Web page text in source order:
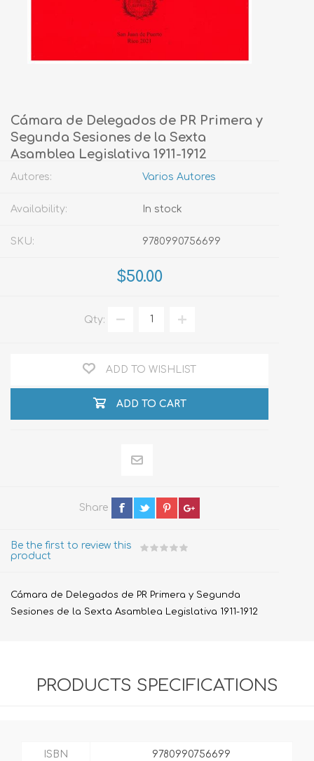
Cámara de Delegados de PR Primera y
Segunda Sesiones de la Sexta
Asamblea Legislativa 1911-1912
Autores: Varios Autores
Availability: In stock
SKU: 9780990756699
$50.00
Qty:
ADD TO WISHLIST
ADD TO CART
Share
Be the first to review this
product
Cámara de Delegados de PR Primera y Segunda
Sesiones de la Sexta Asamblea Legislativa 1911-1912
PRODUCTS SPECIFICATIONS
ISBN 9780990756699